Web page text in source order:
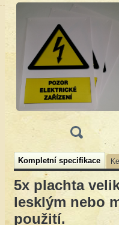
Kompletní specifikace
5x plachta
lesklým nebo
použití.